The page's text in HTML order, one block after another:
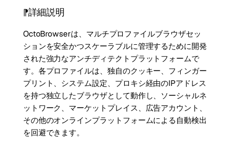
詳細説明
OctoBrowserは、マルチプロファイルブラウザセッ
ションを安全かつスケーラブルに管理するために開発
された強力なアンチディテクトプラットフォームで
す。各プロファイルは、独自のクッキー、フィンガー
プリント、システム設定、プロキシ経由のIPアドレス
を持つ独立したブラウザとして動作し、ソーシャルネ
ットワーク、マーケットプレイス、広告アカウント、
その他のオンラインプラットフォームによる自動検出
を回避できます。